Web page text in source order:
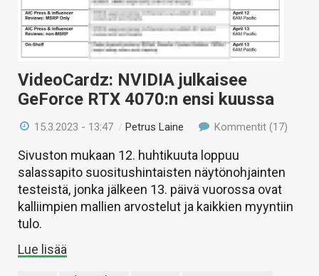
VideoCardz: NVIDIA julkaisee
GeForce RTX 4070:n ensi kuussa
15.3.2023 - 13:47 / Petrus Laine Kommentit (17)
Sivuston mukaan 12. huhtikuuta loppuu
salassapito suositushintaisten näytönohjainten
testeistä, jonka jälkeen 13. päivä vuorossa ovat
kalliimpien mallien arvostelut ja kaikkien myyntiin
tulo.
Lue lisää